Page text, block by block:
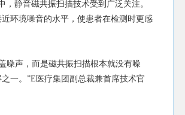
静音磁共振扫描技术受到广泛关注。
环境噪音的水平，使患者在检测时更感
噪声，而是磁共振扫描根本就没有噪
一。”E医疗集团副总裁兼首席技术官